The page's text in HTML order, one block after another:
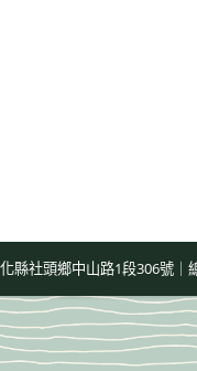
縣社頭鄉中山路1段306號